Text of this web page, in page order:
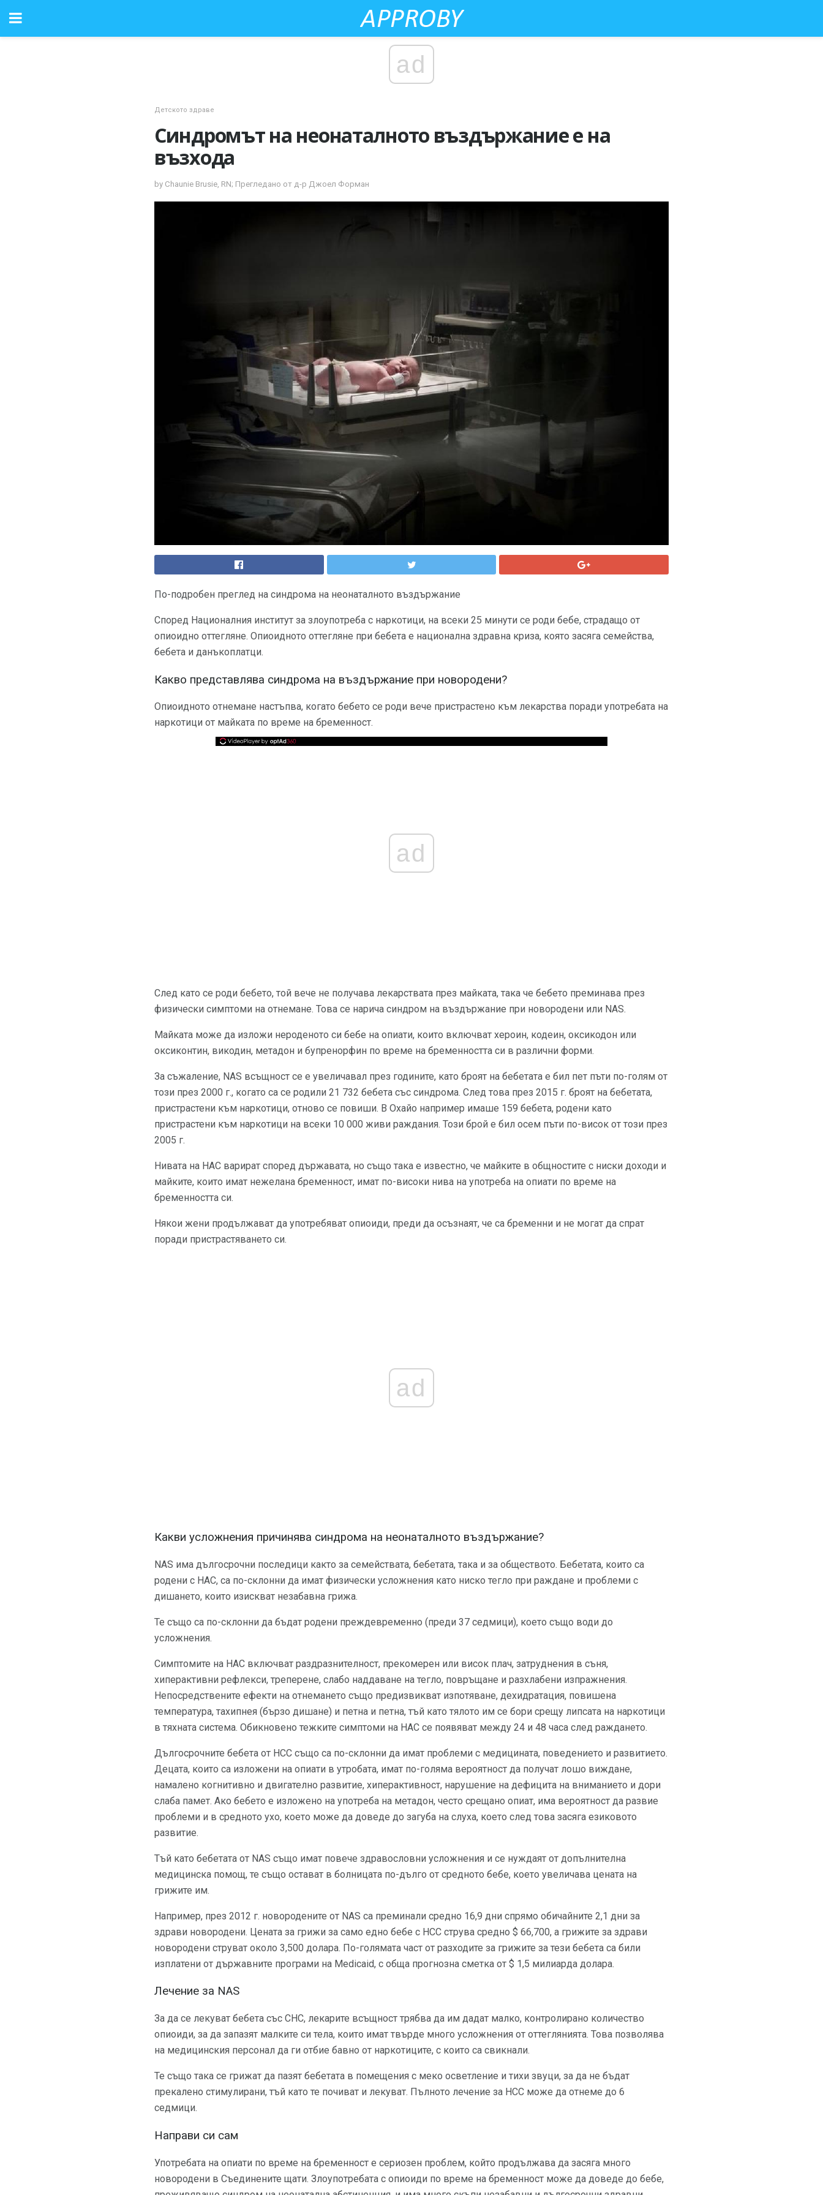
ad
Детското здраве
Синдромът на неонаталното въздържание е на
възхода
by Chaunie Brusie, RN; Прегледано от д-р Джоел Форман
По-подробен преглед на синдрома на неонаталното въздържание
Според Националния институт за злоупотреба с наркотици, на всеки 25 минути се роди бебе, страдащо от
опиоидно оттегляне. Опиоидното оттегляне при бебета е национална здравна криза, която засяга семейства,
бебета и данъкоплатци.
Какво представлява синдрома на въздържание при новородени?
Опиоидното отнемане настъпва, когато бебето се роди вече пристрастено към лекарства поради употребата на
наркотици от майката по време на бременност.
ad
След като се роди бебето, той вече не получава лекарствата през майката, така че бебето преминава през
физически симптоми на отнемане. Това се нарича синдром на въздържание при новородени или NAS.
Майката може да изложи нероденото си бебе на опиати, които включват хероин, кодеин, оксикодон или
оксиконтин, викодин, метадон и бупренорфин по време на бременността си в различни форми.
За съжаление, NAS всъщност се е увеличавал през годините, като броят на бебетата е бил пет пъти по-голям от
този през 2000 г., когато са се родили 21 732 бебета със синдрома. След това през 2015 г. броят на бебетата,
пристрастени към наркотици, отново се повиши. В Охайо например имаше 159 бебета, родени като
пристрастени към наркотици на всеки 10 000 живи раждания. Този брой е бил осем пъти по-висок от този през
2005 г.
Нивата на НАС варират според държавата, но също така е известно, че майките в общностите с ниски доходи и
майките, които имат нежелана бременност, имат по-високи нива на употреба на опиати по време на
бременността си.
Някои жени продължават да употребяват опиоиди, преди да осъзнаят, че са бременни и не могат да спрат
поради пристрастяването си.
ad
Какви усложнения причинява синдрома на неонаталното въздържание?
NAS има дългосрочни последици както за семействата, бебетата, така и за обществото. Бебетата, които са
родени с НАС, са по-склонни да имат физически усложнения като ниско тегло при раждане и проблеми с
дишането, които изискват незабавна грижа.
Те също са по-склонни да бъдат родени преждевременно (преди 37 седмици), което също води до
усложнения.
Симптомите на НАС включват раздразнителност, прекомерен или висок плач, затруднения в съня,
хиперактивни рефлекси, треперене, слабо наддаване на тегло, повръщане и разхлабени изпражнения.
Непосредствените ефекти на отнемането също предизвикват изпотяване, дехидратация, повишена
температура, тахипнея (бързо дишане) и петна и петна, тъй като тялото им се бори срещу липсата на наркотици
в тяхната система. Обикновено тежките симптоми на НАС се появяват между 24 и 48 часа след раждането.
Дългосрочните бебета от НСС също са по-склонни да имат проблеми с медицината, поведението и развитието.
Децата, които са изложени на опиати в утробата, имат по-голяма вероятност да получат лошо виждане,
намалено когнитивно и двигателно развитие, хиперактивност, нарушение на дефицита на вниманието и дори
слаба памет. Ако бебето е изложено на употреба на метадон, често срещано опиат, има вероятност да развие
проблеми и в средното ухо, което може да доведе до загуба на слуха, което след това засяга езиковото
развитие.
Тъй като бебетата от NAS също имат повече здравословни усложнения и се нуждаят от допълнителна
медицинска помощ, те също остават в болницата по-дълго от средното бебе, което увеличава цената на
грижите им.
Например, през 2012 г. новородените от NAS са преминали средно 16,9 дни спрямо обичайните 2,1 дни за
здрави новородени. Цената за грижи за само едно бебе с НСС струва средно $ 66,700, а грижите за здрави
новородени струват около 3,500 долара. По-голямата част от разходите за грижите за тези бебета са били
изплатени от държавните програми на Medicaid, с обща прогнозна сметка от $ 1,5 милиарда долара.
Лечение за NAS
За да се лекуват бебета със СНС, лекарите всъщност трябва да им дадат малко, контролирано количество
опиоиди, за да запазят малките си тела, които имат твърде много усложнения от оттеглянията. Това позволява
на медицинския персонал да ги отбие бавно от наркотиците, с които са свикнали.
Те също така се грижат да пазят бебетата в помещения с меко осветление и тихи звуци, за да не бъдат
прекалено стимулирани, тъй като те почиват и лекуват. Пълното лечение за НСС може да отнеме до 6
седмици.
Направи си сам
Употребата на опиати по време на бременност е сериозен проблем, който продължава да засяга много
новородени в Съединените щати. Злоупотребата с опиоиди по време на бременност може да доведе до бебе,